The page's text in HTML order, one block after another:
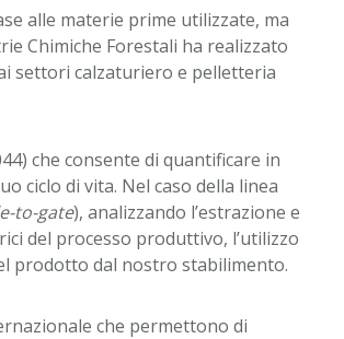
alle materie prime utilizzate, ma
Chimiche Forestali ha realizzato
settori calzaturiero e pelletteria
che consente di quantificare in
ciclo di vita. Nel caso della linea
to-gate), analizzando l’estrazione e
del processo produttivo, l’utilizzo
prodotto dal nostro stabilimento.
che permettono di